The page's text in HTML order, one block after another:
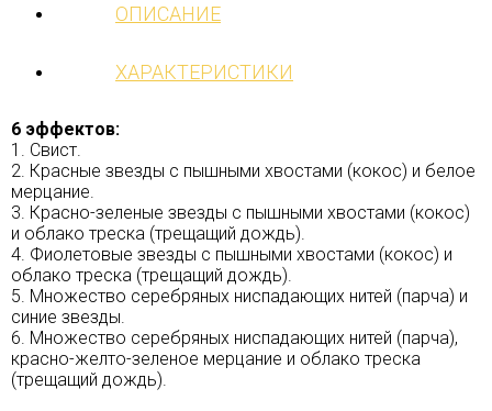
ОПИСАНИЕ
ХАРАКТЕРИСТИКИ
6 эффектов:
1. Свист.
2. Красные звезды с пышными хвостами (кокос) и белое
мерцание.
3. Красно-зеленые звезды с пышными хвостами (кокос)
и облако треска (трещащий дождь).
4. Фиолетовые звезды с пышными хвостами (кокос) и
облако треска (трещащий дождь).
5. Множество серебряных ниспадающих нитей (парча) и
синие звезды.
6. Множество серебряных ниспадающих нитей (парча),
красно-желто-зеленое мерцание и облако треска
(трещащий дождь).